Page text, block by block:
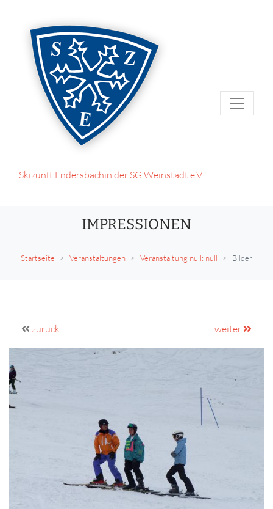
Skizunft Endersbachin der SG Weinstadt e.V.
IMPRESSIONEN
Startseite Veranstaltungen Veranstaltung null: null Bilder
zurück weiter